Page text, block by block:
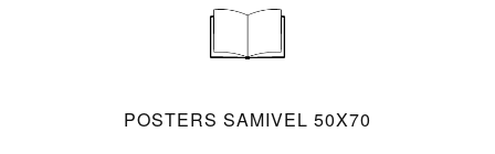
POSTERS SAMIVEL 50X70